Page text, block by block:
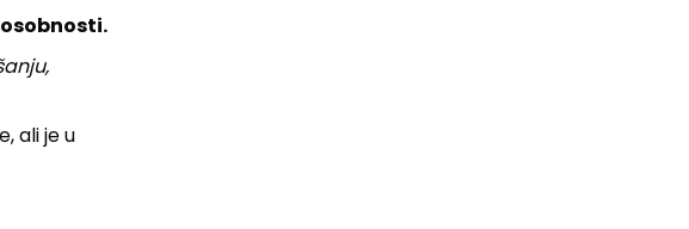
ali je u